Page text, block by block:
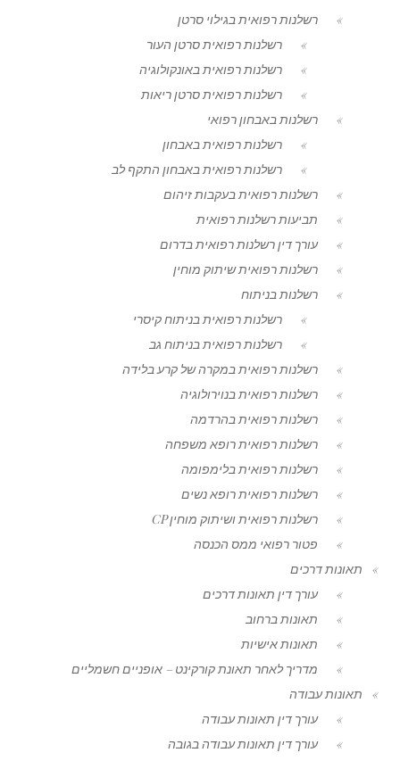
רשלנות רפואית בגילוי סרטן
רשלנות רפואית סרטן העור
רשלנות רפואית באונקולוגיה
רשלנות רפואית סרטן ריאות
רשלנות באבחון רפואי
רשלנות רפואית באבחון
רשלנות רפואית באבחון התקף לב
רשלנות רפואית בעקבות זיהום
תביעות רשלנות רפואית
עורך דין רשלנות רפואית בדרום
רשלנות רפואית שיתוק מוחין
רשלנות בניתוח
רשלנות רפואית בניתוח קיסרי
רשלנות רפואית בניתוח גב
רשלנות רפואית במקרה של קרע בלידה
רשלנות רפואית בנוירולוגיה
רשלנות רפואית בהרדמה
רשלנות רפואית רופא משפחה
רשלנות רפואית בלימפומה
רשלנות רפואית רופא נשים
רשלנות רפואית ושיתוק מוחין CP
פטור רפואי ממס הכנסה
תאונות דרכים
עורך דין תאונות דרכים
תאונות ברחוב
תאונות אישיות
מדריך לאחר תאונת קורקינט – אופניים חשמליים
תאונות עבודה
עורך דין תאונות עבודה
עורך דין תאונות עבודה בגובה